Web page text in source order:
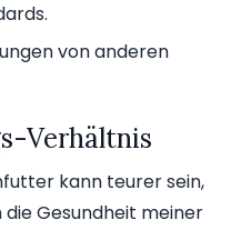
von anderen
Verhältnis
kann teurer sein,
Gesundheit meiner